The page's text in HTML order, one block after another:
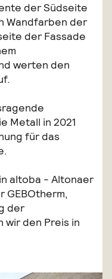
der Südseite
Wandfarben der
der Fassade
werten den
Metall in 2021
für das
altoba - Altonaer
GEBOtherm,
der
wir den Preis in